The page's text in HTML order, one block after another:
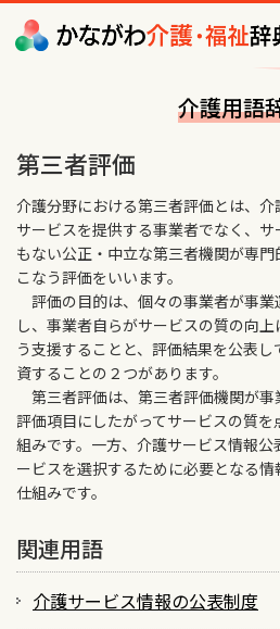
介護用語
第三者評価
介護分野における第三者評価とは、介
サービスを提供する事業者でなく、
もない公正・中立な第三者機関が専
こなう評価をいいます。
評価の目的は、個々の事業者が事
し、事業者自らがサービスの質の向
う支援することと、評価結果を公表
資することの２つがあります。
第三者評価は、第三者評価機関が事
評価項目にしたがってサービスの質
組みです。一方、介護サービス情報
ービスを選択するために必要となる
仕組みです。
関連用語
介護サービス情報の公表制度